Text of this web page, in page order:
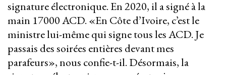
signature électronique. En 2020, il a signé à la
main 17000 ACD. «En Côte d’Ivoire, c’est le
ministre lui-même qui signe tous les ACD. Je
passais des soirées entières devant mes
parafeurs», nous confie-t-il. Désormais, la